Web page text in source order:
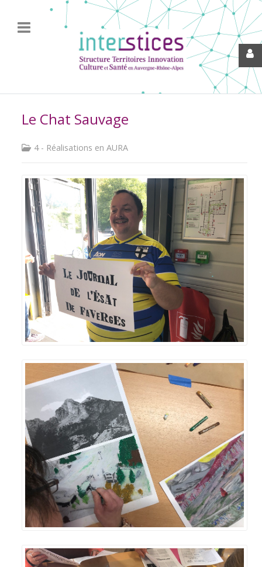
Le Chat Sauvage
4 - Réalisations en AURA